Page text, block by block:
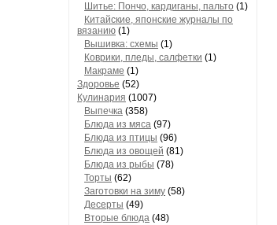
Шитье: Пончо, кардиганы, пальто (1)
Китайские, японские журналы по
вязанию (1)
Вышивка: схемы (1)
Коврики, пледы, салфетки (1)
Макраме (1)
Здоровье (52)
Кулинария (1007)
Выпечка (358)
Блюда из мяса (97)
Блюда из птицы (96)
Блюда из овощей (81)
Блюда из рыбы (78)
Торты (62)
Заготовки на зиму (58)
Десерты (49)
Вторые блюда (48)